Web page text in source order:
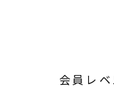
会員レベ